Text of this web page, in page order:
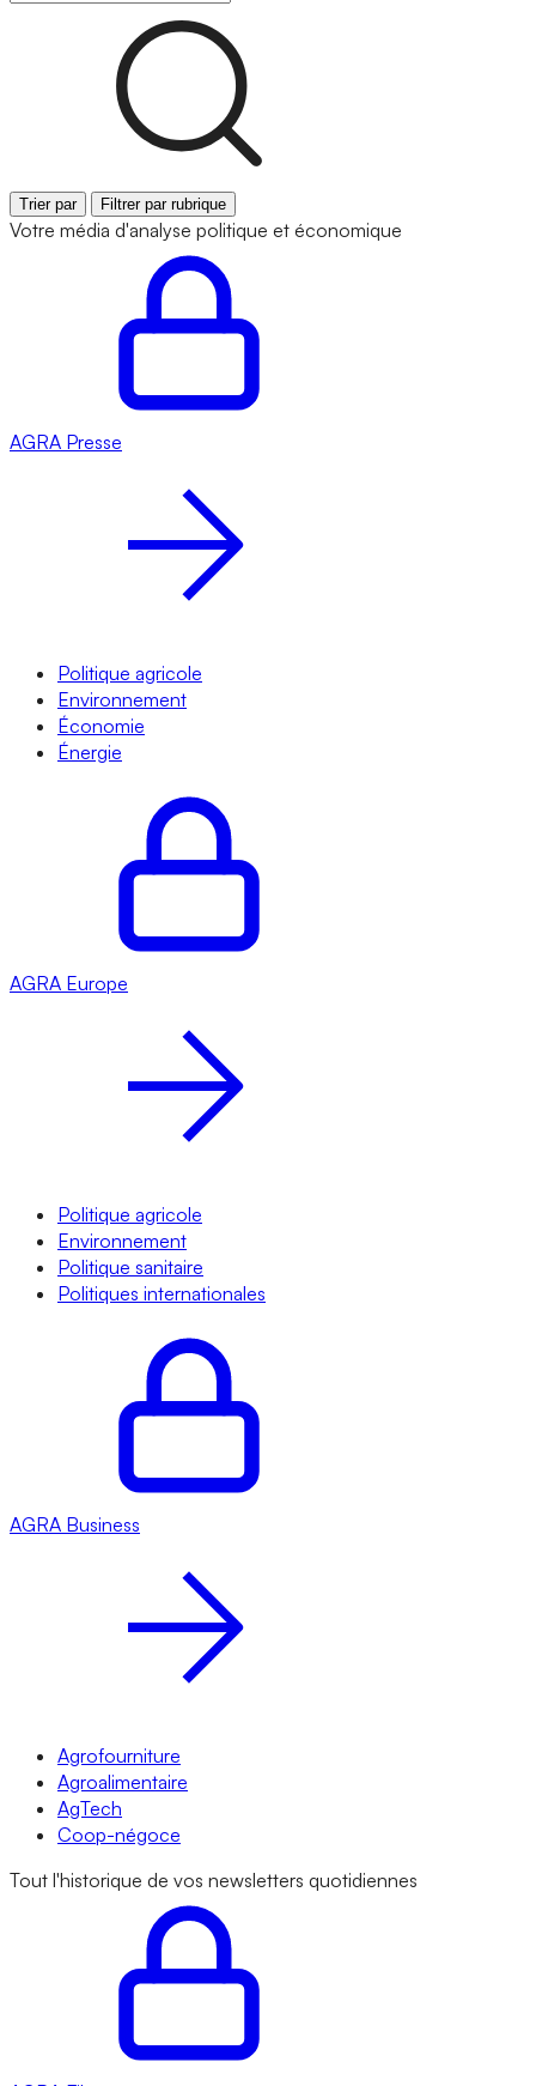
Trier par Filtrer par rubrique
Votre média d'analyse politique et économique
AGRA Presse
Politique agricole
Environnement
Économie
Énergie
AGRA Europe
Politique agricole
Environnement
Politique sanitaire
Politiques internationales
AGRA Business
Agrofourniture
Agroalimentaire
AgTech
Coop-négoce
Tout l'historique de vos newsletters quotidiennes